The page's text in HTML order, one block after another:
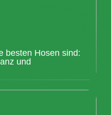
besten Hosen sind:
und